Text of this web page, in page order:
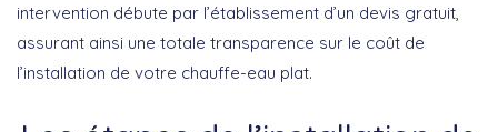
intervention débute par l’établissement d’un devis gratuit,
assurant ainsi une totale transparence sur le coût de
l’installation de votre chauffe-eau plat.